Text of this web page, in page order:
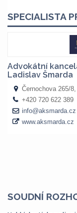
SOUDNÍ